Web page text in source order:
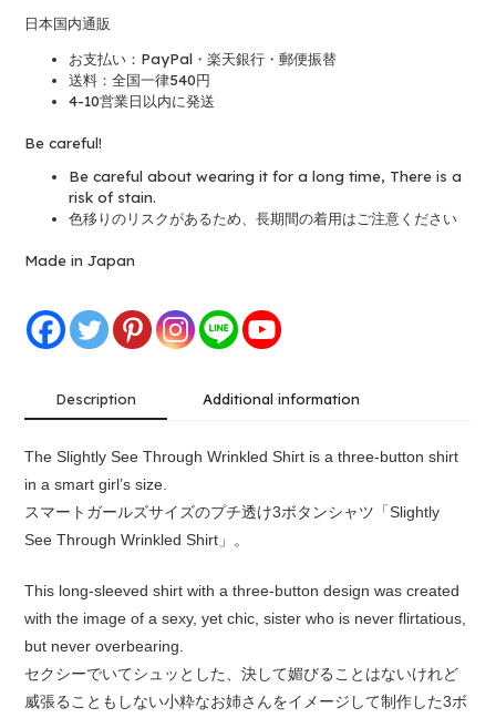
日本国内通販
お支払い：PayPal・楽天銀行・郵便振替
送料：全国一律540円
4-10営業日以内に発送
Be careful!
Be careful about wearing it for a long time, There is a
risk of stain.
色移りのリスクがあるため、長期間の着用はご注意ください
Made in Japan
Alternative:
Description Additional information
The Slightly See Through Wrinkled Shirt is a three-button shirt
in a smart girl’s size.
スマートガールズサイズのプチ透け3ボタンシャツ「Slightly
See Through Wrinkled Shirt」。
This long-sleeved shirt with a three-button design was created
with the image of a sexy, yet chic, sister who is never flirtatious,
but never overbearing.
セクシーでいてシュッとした、決して媚びることはないけれど
威張ることもしない小粋なお姉さんをイメージして制作した3ボ